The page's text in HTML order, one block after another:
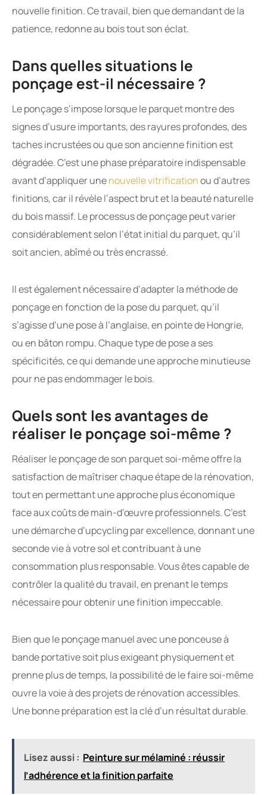
nouvelle finition. Ce travail, bien que demandant de la
patience, redonne au bois tout son éclat.
Dans quelles situations le
ponçage est-il nécessaire ?
Le ponçage s’impose lorsque le parquet montre des
signes d’usure importants, des rayures profondes, des
taches incrustées ou que son ancienne finition est
dégradée. C’est une phase préparatoire indispensable
avant d’appliquer unenouvelle vitrificationou d’autres
finitions, car il révèle l’aspect brut et la beauté naturelle
du bois massif. Le processus de ponçage peut varier
considérablement selon l’état initial du parquet, qu’il
soit ancien, abîmé ou très encrassé.
Il est également nécessaire d’adapter la méthode de
ponçage en fonction de la pose du parquet, qu’il
s’agisse d’une pose à l’anglaise, en pointe de Hongrie,
ou en bâton rompu. Chaque type de pose a ses
spécificités, ce qui demande une approche minutieuse
pour ne pas endommager le bois.
Quels sont les avantages de
réaliser le ponçage soi-même ?
Réaliser le ponçage de son parquet soi-même offre la
satisfaction de maîtriser chaque étape de la rénovation,
tout en permettant une approche plus économique
face aux coûts de main-d’œuvre professionnels. C’est
une démarche d’upcycling par excellence, donnant une
seconde vie à votre sol et contribuant à une
consommation plus responsable. Vous êtes capable de
contrôler la qualité du travail, en prenant le temps
nécessaire pour obtenir une finition impeccable.
Bien que le ponçage manuel avec une ponceuse à
bande portative soit plus exigeant physiquement et
prenne plus de temps, la possibilité de le faire soi-même
ouvre la voie à des projets de rénovation accessibles.
Une bonne préparation est la clé d’un résultat durable.
Lisez aussi : Peinture sur mélaminé : réussir
l’adhérence et la finition parfaite